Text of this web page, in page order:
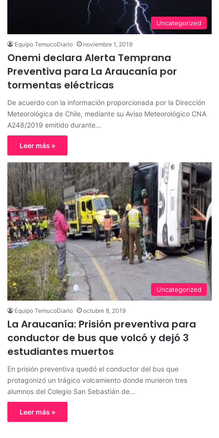
Uncategorized
Equipo TemucoDiario noviembre 1, 2019
Onemi declara Alerta Temprana
Preventiva para La Araucanía por
tormentas eléctricas
De acuerdo con la información proporcionada por la Dirección
Meteorológica de Chile, mediante su Aviso Meteorológico CNA
A248/2019 emitido durante…
Leer más »
Uncategorized
Equipo TemucoDiario octubre 8, 2019
La Araucanía: Prisión preventiva para
conductor de bus que volcó y dejó 3
estudiantes muertos
En prisión preventiva quedó el conductor del bus que
protagonizó un trágico volcamiento donde murieron tres
alumnos del Colegio San Sebastián de…
Leer más »